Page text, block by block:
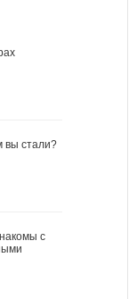
вы стали?
с